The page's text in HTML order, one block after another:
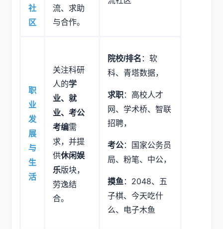
社
区
流、求助
与合作。
职
业
发
展
与
生
活
关注科研
人的学
业、就
业、考公
考编需
求，并提
供休闲娱
乐版块，
劳逸结
合。
院校/排名 ：软
科、青塔数据，
求职：高校人才
网、学术桥、智联
招聘，
考公：国家公务员
局、粉笔、中公，
摸鱼 ：2048、五
子棋、今天吃什
么、电子木鱼